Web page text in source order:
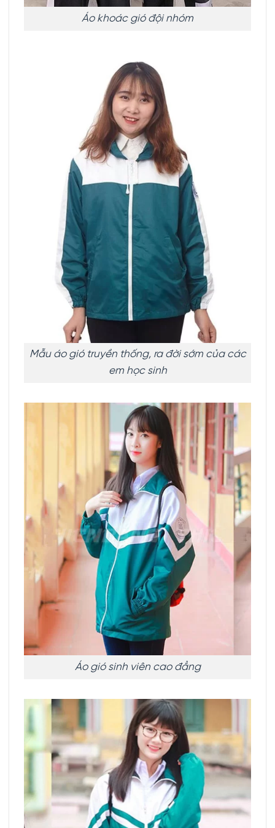
Áo khoác gió đội nhóm
Mẫu áo gió truyền thống, ra đời sớm của các
em học sinh
Áo gió sinh viên cao đẳng